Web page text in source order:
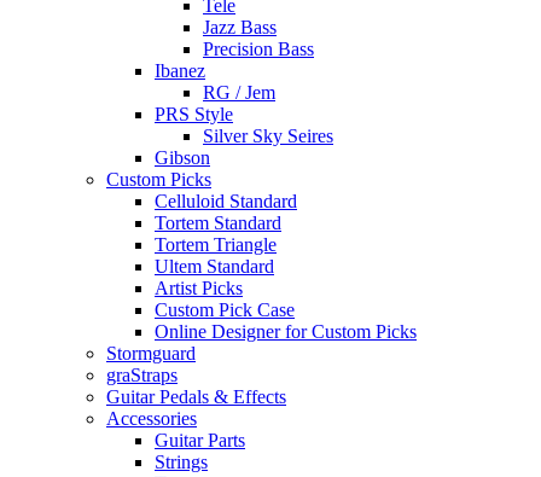
Tele
Jazz Bass
Precision Bass
Ibanez
RG / Jem
PRS Style
Silver Sky Seires
Gibson
Custom Picks
Celluloid Standard
Tortem Standard
Tortem Triangle
Ultem Standard
Artist Picks
Custom Pick Case
Online Designer for Custom Picks
Stormguard
graStraps
Guitar Pedals & Effects
Accessories
Guitar Parts
Strings